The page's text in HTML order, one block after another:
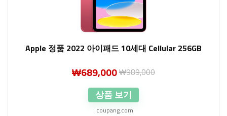
Apple 정품 2022 아이패드 10세대 Cellular 256GB
₩689,000₩989,000
상품 보기
coupang.com